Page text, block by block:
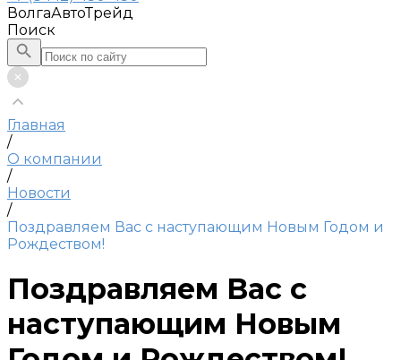
ВолгаАвтоТрейд
Поиск
Главная
/
О компании
/
Новости
/
Поздравляем Вас с наступающим Новым Годом и
Рождеством!
Поздравляем Вас с
наступающим Новым